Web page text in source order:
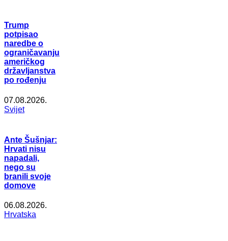
Trump
potpisao
naredbe o
ograničavanju
američkog
državljanstva
po rođenju
07.08.2026.
Svijet
Ante Šušnjar:
Hrvati nisu
napadali,
nego su
branili svoje
domove
06.08.2026.
Hrvatska